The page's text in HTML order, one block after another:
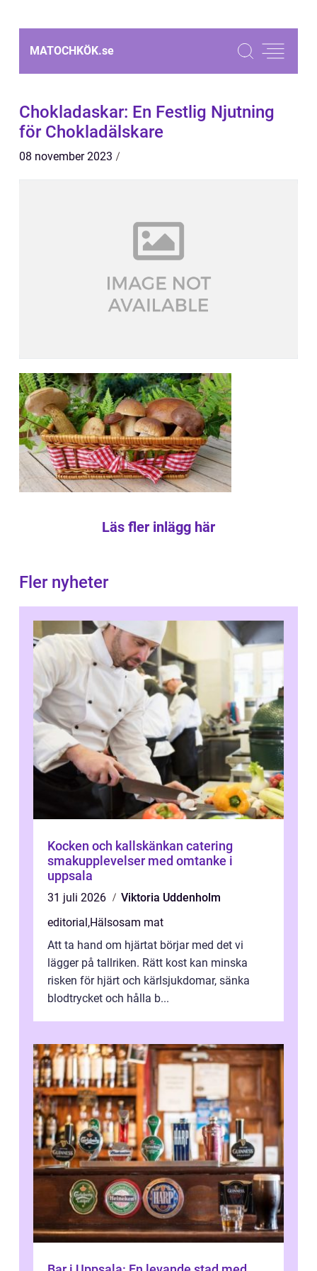
MATOCHKÖK.se
Chokladaskar: En Festlig Njutning
för Chokladälskare
08 november 2023
Läs fler inlägg här
Fler nyheter
Kocken och kallskänkan catering
smakupplevelser med omtanke i
uppsala
31 juli 2026
Viktoria Uddenholm
editorial,Hälsosam mat
Att ta hand om hjärtat börjar med det vi
lägger på tallriken. Rätt kost kan minska
risken för hjärt och kärlsjukdomar, sänka
blodtrycket och hålla b...